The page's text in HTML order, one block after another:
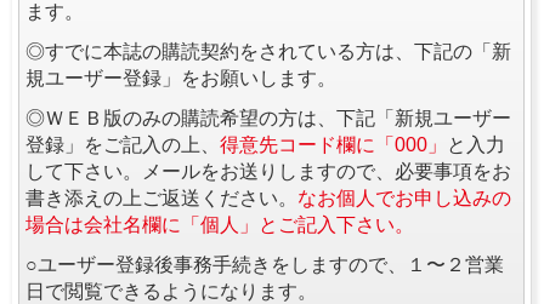
ます。
◎すでに本誌の購読契約をされている方は、下記の「新
規ユーザー登録」をお願いします。
◎ＷＥＢ版のみの購読希望の方は、下記「新規ユーザー
登録」をご記入の上、 得意先コード欄に「000」
と入力
して下さい。メールをお送りしますので、必要事項をお
書き添えの上ご返送ください。 なお個人でお申し込みの
場合は会社名欄に「個人」とご記入下さい。
○ユーザー登録後事務手続きをしますので、１〜２営業
日で閲覧できるようになります。